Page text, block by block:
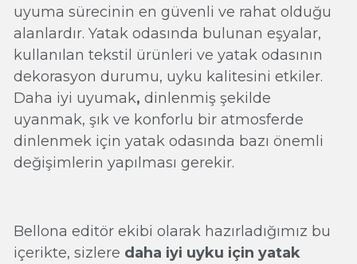
uyuma sürecinin en güvenli ve rahat olduğu
alanlardır. Yatak odasında bulunan eşyalar,
kullanılan tekstil ürünleri ve yatak odasının
dekorasyon durumu, uyku kalitesini etkiler.
Daha iyi uyumak, dinlenmiş şekilde
uyanmak, şık ve konforlu bir atmosferde
dinlenmek için yatak odasında bazı önemli
değişimlerin yapılması gerekir.
Bellona editör ekibi olarak hazırladığımız bu
içerikte, sizlere daha iyi uyku için yatak